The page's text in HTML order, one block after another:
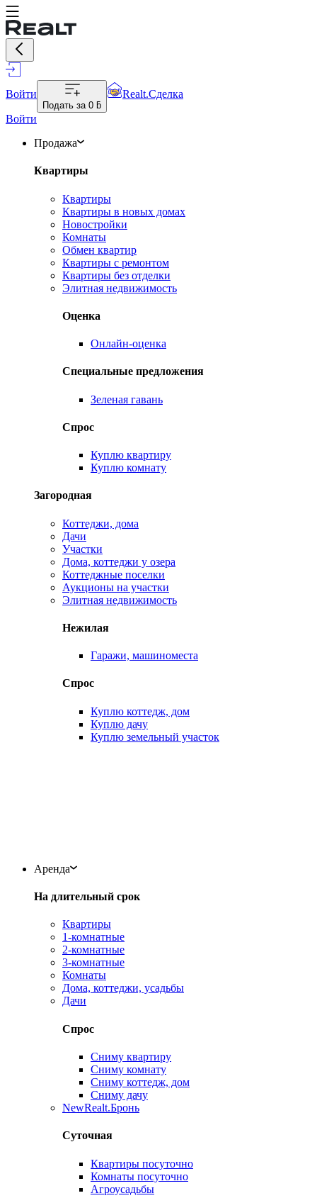
Войти
Подать за 0 ƃ
Realt.Сделка
Войти
Продажа
Квартиры
Квартиры
Квартиры в новых домах
Новостройки
Комнаты
Обмен квартир
Квартиры с ремонтом
Квартиры без отделки
Элитная недвижимость
Оценка
Онлайн-оценка
Специальные предложения
Зеленая гавань
Спрос
Куплю квартиру
Куплю комнату
Загородная
Коттеджи, дома
Дачи
Участки
Дома, коттеджи у озера
Коттеджные поселки
Аукционы на участки
Элитная недвижимость
Нежилая
Гаражи, машиноместа
Спрос
Куплю коттедж, дом
Куплю дачу
Куплю земельный участок
Аренда
На длительный срок
Квартиры
1-комнатные
2-комнатные
3-комнатные
Комнаты
Дома, коттеджи, усадьбы
Дачи
Спрос
Сниму квартиру
Сниму комнату
Сниму коттедж, дом
Сниму дачу
NewRealt.Бронь
Суточная
Квартиры посуточно
Комнаты посуточно
Агроусадьбы